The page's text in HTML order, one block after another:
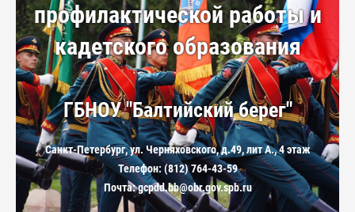
профилактической работы и
кадетского образования
ГБНОУ "Балтийский берег"
Санкт-Петербург, ул. Черняховского, д.49, лит А., 4 этаж
Телефон: (812) 764-43-59
Почта: gcpdd.bb@obr.gov.spb.ru